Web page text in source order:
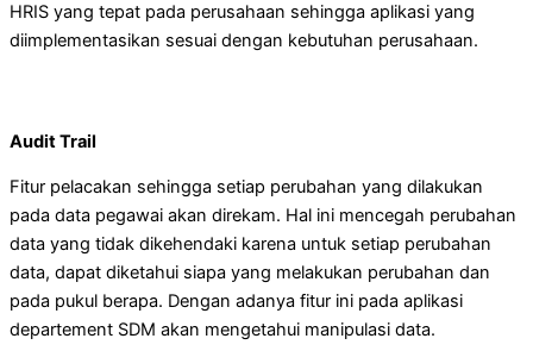
HRIS yang tepat pada perusahaan sehingga aplikasi yang
diimplementasikan sesuai dengan kebutuhan perusahaan.
Audit Trail
Fitur pelacakan sehingga setiap perubahan yang dilakukan
pada data pegawai akan direkam. Hal ini mencegah perubahan
data yang tidak dikehendaki karena untuk setiap perubahan
data, dapat diketahui siapa yang melakukan perubahan dan
pada pukul berapa. Dengan adanya fitur ini pada aplikasi
departement SDM akan mengetahui manipulasi data.